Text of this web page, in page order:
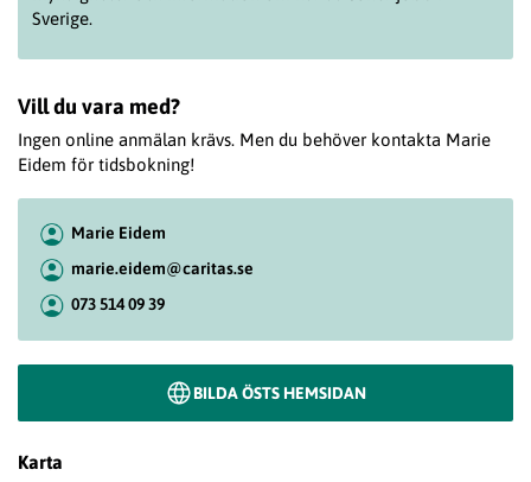
Sverige.
Vill du vara med?
Ingen online anmälan krävs. Men du behöver kontakta Marie
Eidem för tidsbokning!
Marie Eidem
marie.eidem@caritas.se
073 514 09 39
BILDA ÖSTS HEMSIDAN
Karta